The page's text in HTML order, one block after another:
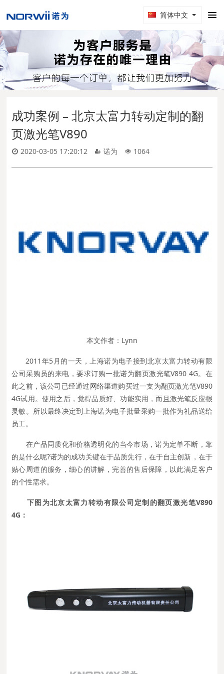
简体中文
成功案例 – 北京太富力转动定制的翻
页激光笔V890
2020-03-05 17:20:12 诺为 1064
本文作者：Lynn
2011年5月的一天，上海诺为电子接到北京太富力转动有限
公司采购员的来电，要求订购一批诺为翻页激光笔V890 4G。在
此之前，该公司已经通过网络渠道购买过一支为翻页激光笔V890
4G试用。使用之后，觉得品质好、功能实用，而且激光笔反应很
灵敏。所以最终决定到上海诺为电子批量采购一批作为礼品送给
员工。
在产品同质化和价格透明化的当今市场，诺为定单不断，靠
的是什么呢?诺为的成功关键在于品质先行，在于自主创新，在于
贴心周道的服务，细心的讲解，完善的售后保障，以此满足客户
的个性需求。
下图为北京太富力转动有限公司定制的翻页激光笔V890
4G：